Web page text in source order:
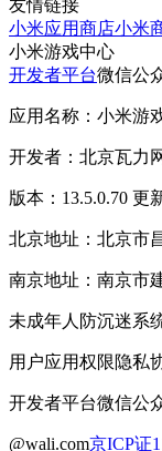
友情链接
小米应用商店小米
小米游戏中心
开发者平台微信公
应用名称：小米游
开发者：北京瓦力
版本：13.5.0.70 更
北京地址：北京市
南京地址：南京市
未成年人防沉迷系
用户应用权限隐私
开发者平台微信公
@wali.com京ICP证